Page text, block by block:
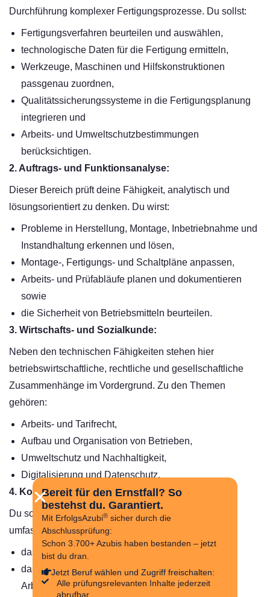
Durchführung komplexer Fertigungsprozesse. Du sollst:
Fertigungsverfahren beurteilen und auswählen,
technologische Daten für die Fertigung ermitteln,
Werkzeuge, Maschinen und Hilfskonstruktionen
passgenau zuordnen,
Qualitätssicherungssysteme in die Fertigungsplanung
integrieren und
Arbeits- und Umweltschutzbestimmungen
berücksichtigen.
2. Auftrags- und Funktionsanalyse:
Dieser Bereich prüft deine Fähigkeit, analytisch und
lösungsorientiert zu denken. Du wirst:
Probleme in Herstellung, Montage, Inbetriebnahme und
Instandhaltung erkennen und lösen,
Montage-, Fertigungs- und Schaltpläne anpassen,
Arbeits- und Prüfabläufe planen und dokumentieren
sowie
die Sicherheit von Betriebsmitteln beurteilen.
3. Wirtschafts- und Sozialkunde:
Neben den technischen Fähigkeiten stehen hier
betriebswirtschaftliche, rechtliche und gesellschaftliche
Zusammenhänge im Vordergrund. Zu den Themen
gehören:
Arbeits- und Tarifrecht,
Aufbau und Organisation von Betrieben,
Umweltschutz und Nachhaltigkeit,
Digitalisierung und Datenschutz.
4. Komplexe Planungen und Optimierungen:
Du sollst zeigen, dass du Aufträge selbstständig und
umfassend bearbeiten kannst. Das umfasst:
das Erstellen und Anwenden von Prüfplänen,
das Dokumentieren und Bewerten von
Arbeitsergebnissen,
Bereit für den Ernstfall? So
bestehst du. Garantiert.
Mit ErfolgsAzubi® sicher durch die
Abschlussprüfung:
Schon 3.700+ Azubis haben bestanden – jetzt
bist du dran.
Jetzt Beruf wählen und Zugriff freischalten:
Alle prüfungsrelevanten Inhalte jederzeit
abrufbar